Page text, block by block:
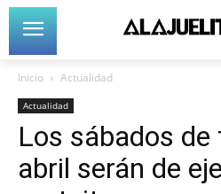
Inicio Actualidad
Actualidad
Los sábados de
abril serán de